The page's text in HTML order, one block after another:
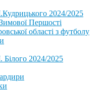
2024/2025
Першості
області з футболу
Білого 2024/2025